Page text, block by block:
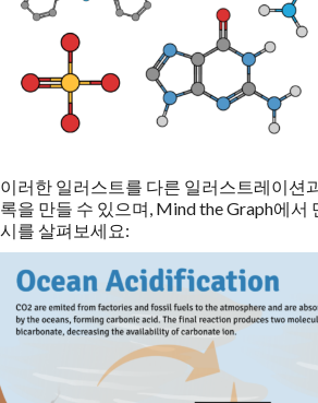
이러한 일러스트를 다른 일러스트레이션
록을 만들 수 있으며, Mind the Graph에서
시를 살펴보세요: